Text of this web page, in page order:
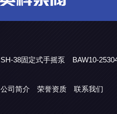
SH-38固定式手摇泵
BAW10-
公司简介 荣誉资质 联系我们